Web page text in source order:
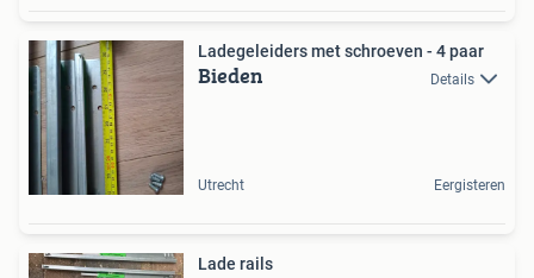
Ladegeleiders met schroeven - 4 paar
Bieden Details
Utrecht Eergisteren
Lade rails